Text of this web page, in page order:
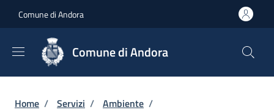
Comune di Andora
Comune di Andora
Briciole di pane
Home / Servizi / Ambiente /